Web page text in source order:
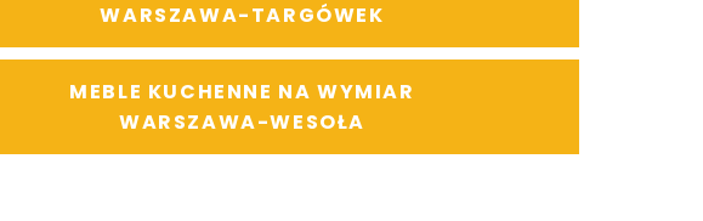
WARSZAWA-TARGÓWEK
MEBLE KUCHENNE NA WYMIAR
WARSZAWA-WESOŁA